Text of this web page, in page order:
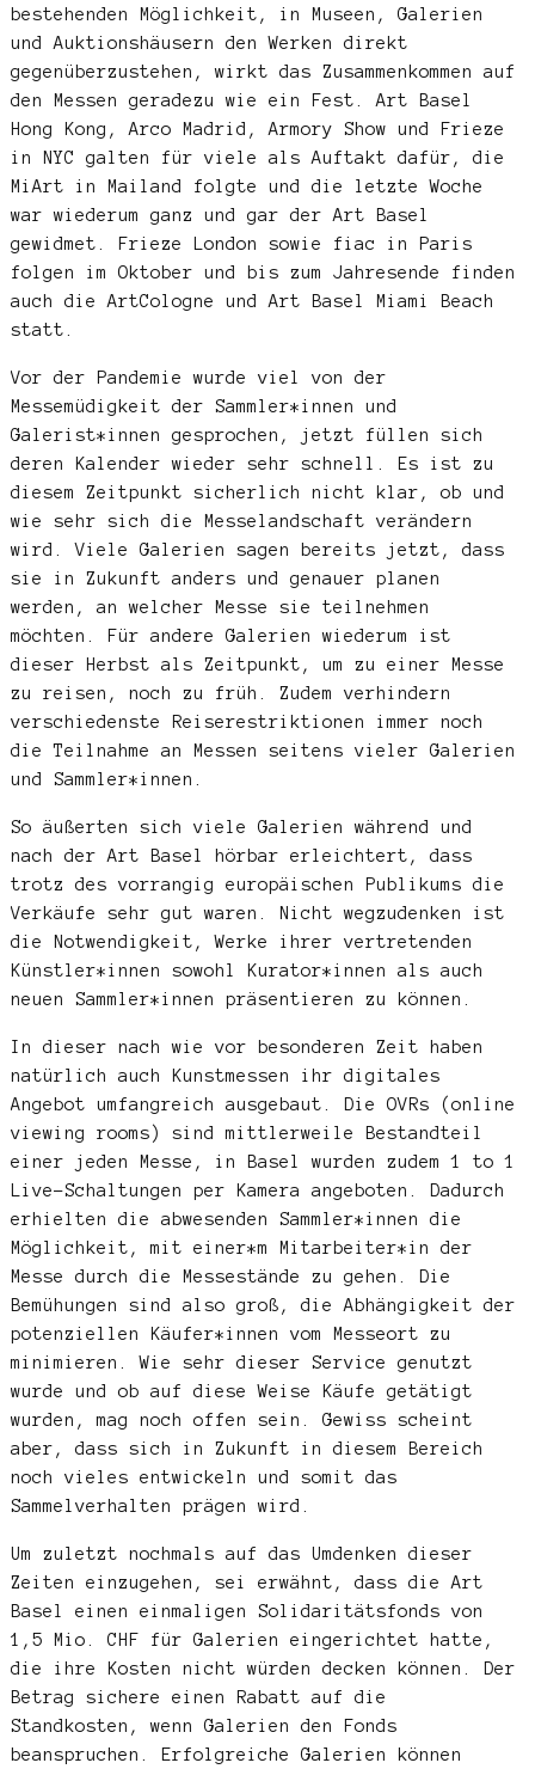
bestehenden Möglichkeit, in Museen, Galerien
und Auktionshäusern den Werken direkt
gegenüberzustehen, wirkt das Zusammenkommen auf
den Messen geradezu wie ein Fest. Art Basel
Hong Kong, Arco Madrid, Armory Show und Frieze
in NYC galten für viele als Auftakt dafür, die
MiArt in Mailand folgte und die letzte Woche
war wiederum ganz und gar der Art Basel
gewidmet. Frieze London sowie fiac in Paris
folgen im Oktober und bis zum Jahresende finden
auch die ArtCologne und Art Basel Miami Beach
statt.
Vor der Pandemie wurde viel von der
Messemüdigkeit der Sammler*innen und
Galerist*innen gesprochen, jetzt füllen sich
deren Kalender wieder sehr schnell. Es ist zu
diesem Zeitpunkt sicherlich nicht klar, ob und
wie sehr sich die Messelandschaft verändern
wird. Viele Galerien sagen bereits jetzt, dass
sie in Zukunft anders und genauer planen
werden, an welcher Messe sie teilnehmen
möchten. Für andere Galerien wiederum ist
dieser Herbst als Zeitpunkt, um zu einer Messe
zu reisen, noch zu früh. Zudem verhindern
verschiedenste Reiserestriktionen immer noch
die Teilnahme an Messen seitens vieler Galerien
und Sammler*innen.
So äußerten sich viele Galerien während und
nach der Art Basel hörbar erleichtert, dass
trotz des vorrangig europäischen Publikums die
Verkäufe sehr gut waren. Nicht wegzudenken ist
die Notwendigkeit, Werke ihrer vertretenden
Künstler*innen sowohl Kurator*innen als auch
neuen Sammler*innen präsentieren zu können.
In dieser nach wie vor besonderen Zeit haben
natürlich auch Kunstmessen ihr digitales
Angebot umfangreich ausgebaut. Die OVRs (online
viewing rooms) sind mittlerweile Bestandteil
einer jeden Messe, in Basel wurden zudem 1 to 1
Live-Schaltungen per Kamera angeboten. Dadurch
erhielten die abwesenden Sammler*innen die
Möglichkeit, mit einer*m Mitarbeiter*in der
Messe durch die Messestände zu gehen. Die
Bemühungen sind also groß, die Abhängigkeit der
potenziellen Käufer*innen vom Messeort zu
minimieren. Wie sehr dieser Service genutzt
wurde und ob auf diese Weise Käufe getätigt
wurden, mag noch offen sein. Gewiss scheint
aber, dass sich in Zukunft in diesem Bereich
noch vieles entwickeln und somit das
Sammelverhalten prägen wird.
Um zuletzt nochmals auf das Umdenken dieser
Zeiten einzugehen, sei erwähnt, dass die Art
Basel einen einmaligen Solidaritätsfonds von
1,5 Mio. CHF für Galerien eingerichtet hatte,
die ihre Kosten nicht würden decken können. Der
Betrag sichere einen Rabatt auf die
Standkosten, wenn Galerien den Fonds
beanspruchen. Erfolgreiche Galerien können